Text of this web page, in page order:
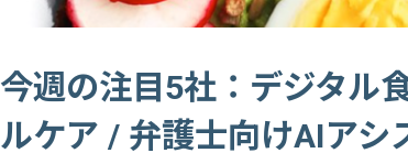
今週の注目5社：デジタル
ルケア / 弁護士向けAIアシ